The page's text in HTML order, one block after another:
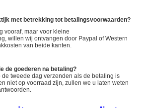
met betrekking tot betalingsvoorwaarden?
vooraf, maar voor kleine
willen wij ontvangen door Paypal of Western
van beide kanten.
de goederen na betaling?
tweede dag verzenden als de betaling is
niet op voorraad zijn, zullen we u laten weten